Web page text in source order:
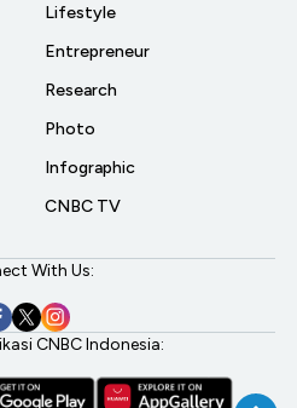
Lifestyle
Entrepreneur
Research
Photo
Infographic
CNBC TV
With Us:
CNBC Indonesia: